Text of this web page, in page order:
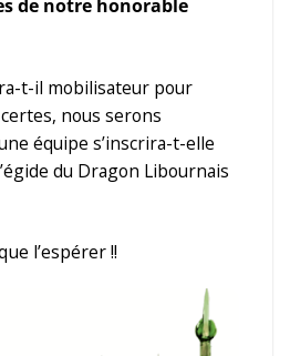
de notre honorable
t-il mobilisateur pour
nous serons
équipe s’inscrira-t-elle
du Dragon Libournais
l’espérer !!